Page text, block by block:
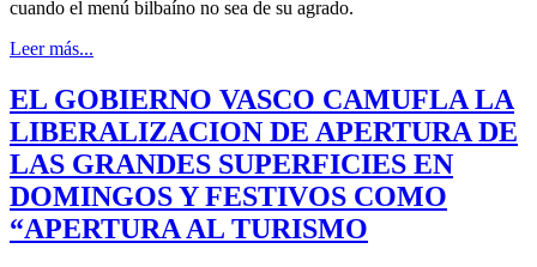
cuando el menú bilbaíno no sea de su agrado.
Leer más...
EL GOBIERNO VASCO CAMUFLA LA
LIBERALIZACION DE APERTURA DE
LAS GRANDES SUPERFICIES EN
DOMINGOS Y FESTIVOS COMO
“APERTURA AL TURISMO